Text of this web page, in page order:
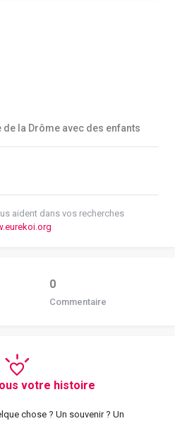
la Drôme avec des enfants
aident dans vos recherches
0
Commentaire
votre histoire
chose ? Un souvenir ? Un